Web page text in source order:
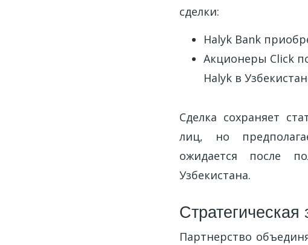
сделки:
Halyk Bank
Акционеры Click
Halyk в
Сделка сохраняет
лиц, но
ожидается после
Узбекистана.
Стратегическая
Партнерство